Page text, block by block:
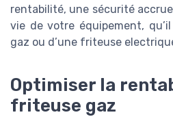
rentabilité, une sécurité
vie de votre équipement,
gaz ou d’une friteuse
Optimiser la
friteuse gaz